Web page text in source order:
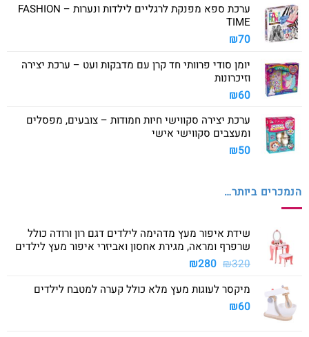
ערכת ספא מפנקת לרגליים לילדות ונערות – FASHION
TIME
₪70
יומן סודי פרוותי חד קרן עם מדבקות ועט – ערכת יצירה
וזיכרונות
₪60
ערכת יצירה סקווישי חיות חמודות – צובעים, מפסלים
ומעצבים סקווישי אישי
₪50
הנמכרים ביותר…
שידת איפור מעץ מדהימה לילדים דגם רון ורודה כולל
שרפרף ומראה, מגירת אחסון ואביזרי איפור מעץ לילדים
₪320
המחיר
היה:
₪280 המחיר
הוא:
מיקסר לעוגות מעץ מלא כולל קערה למטבח לילדים
₪60